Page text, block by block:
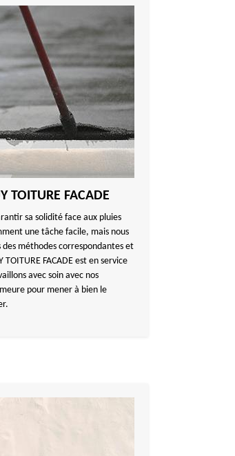
FACADE
sa solidité face aux pluies
une tâche facile, mais nous
méthodes correspondantes et
FACADE est en service
avec soin avec nos
pour mener à bien le